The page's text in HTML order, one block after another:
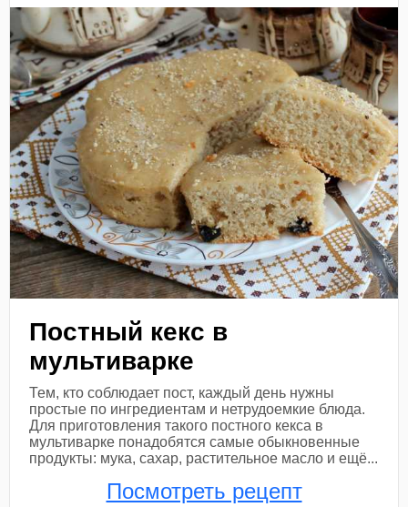
Постный кекс в
мультиварке
Тем, кто соблюдает пост, каждый день нужны
простые по ингредиентам и нетрудоемкие блюда.
Для приготовления такого постного кекса в
мультиварке понадобятся самые обыкновенные
продукты: мука, сахар, растительное масло и ещё...
Посмотреть рецепт